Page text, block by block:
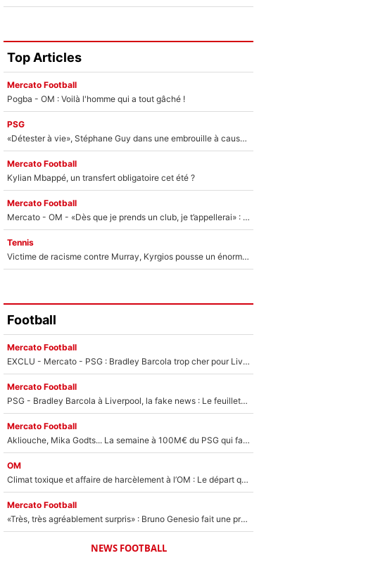
Top Articles
Mercato Football
Pogba - OM : Voilà l'homme qui a tout gâché !
PSG
«Détester à vie», Stéphane Guy dans une embrouille à cause du PSG !
Mercato Football
Kylian Mbappé, un transfert obligatoire cet été ?
Mercato Football
Mercato - OM - «Dès que je prends un club, je t’appellerai» : La promesse de Marcelino au moment de claquer la porte
Tennis
Victime de racisme contre Murray, Kyrgios pousse un énorme coup de gueule !
Football
Mercato Football
EXCLU - Mercato - PSG : Bradley Barcola trop cher pour Liverpool
Mercato Football
PSG - Bradley Barcola à Liverpool, la fake news : Le feuilleton continue !
Mercato Football
Akliouche, Mika Godts... La semaine à 100M€ du PSG qui fait basculer le mercato du PSG !
OM
Climat toxique et affaire de harcèlement à l’OM : Le départ qui soulage le vestiaire de Bruno Genesio
Mercato Football
«Très, très agréablement surpris» : Bruno Genesio fait une promesse pour la suite du mercato de l’OM et rassure les supporters
NEWS FOOTBALL